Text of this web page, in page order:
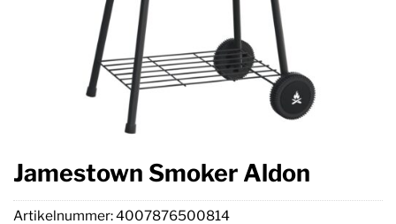
Jamestown Smoker Aldon
Artikelnummer:4007876500814